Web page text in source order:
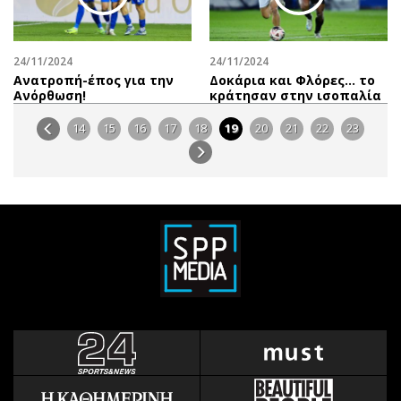
24/11/2024
Ανατροπή-έπος για την
Ανόρθωση!
24/11/2024
Δοκάρια και Φλόρες… το
κράτησαν στην ισοπαλία
14 15 16 17 18 19 20 21 22 23